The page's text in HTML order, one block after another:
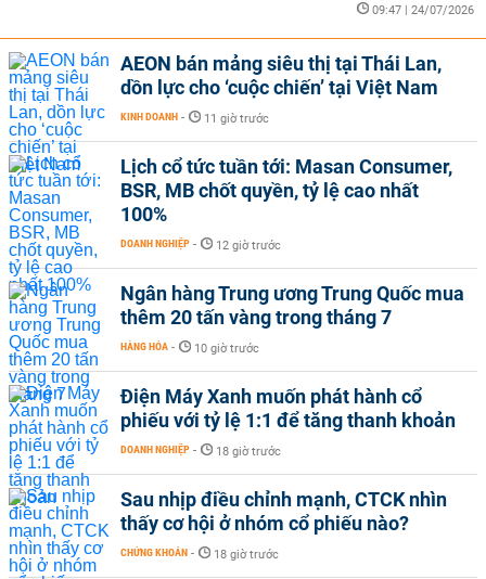
09:47 | 24/07/2026
AEON bán mảng siêu thị tại Thái Lan,
dồn lực cho ‘cuộc chiến’ tại Việt Nam
KINH DOANH - 11 giờ trước
Lịch cổ tức tuần tới: Masan Consumer,
BSR, MB chốt quyền, tỷ lệ cao nhất
100%
DOANH NGHIỆP - 12 giờ trước
Ngân hàng Trung ương Trung Quốc mua
thêm 20 tấn vàng trong tháng 7
HÀNG HÓA - 10 giờ trước
Điện Máy Xanh muốn phát hành cổ
phiếu với tỷ lệ 1:1 để tăng thanh khoản
DOANH NGHIỆP - 18 giờ trước
Sau nhịp điều chỉnh mạnh, CTCK nhìn
thấy cơ hội ở nhóm cổ phiếu nào?
CHỨNG KHOÁN - 18 giờ trước